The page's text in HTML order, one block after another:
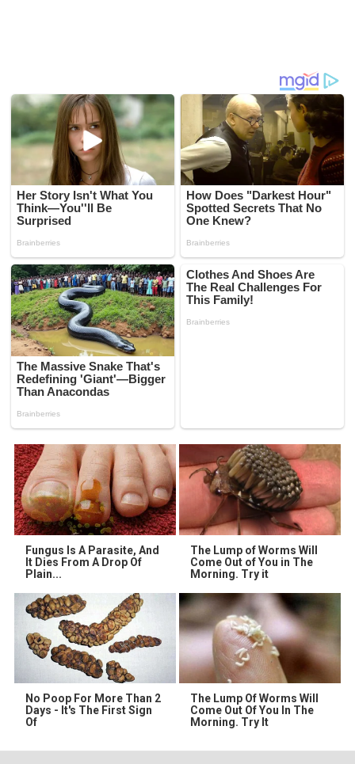
Fungus Is A Parasite, And
It Dies From A Drop Of
Plain...
The Lump of Worms Will
Come Out of You in The
Morning. Try it
No Poop For More Than 2
Days - It's The First Sign
Of
The Lump Of Worms Will
Come Out Of You In The
Morning. Try It